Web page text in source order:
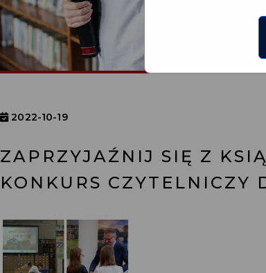
2022-10-19
ZAPRZYJAŹNIJ SIĘ Z
KONKURS CZYTELNICZY